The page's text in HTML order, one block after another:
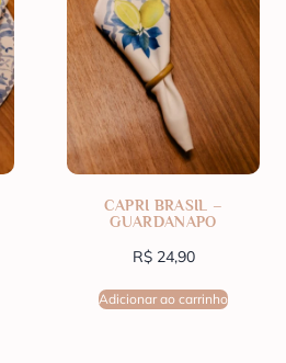
CAPRI BRASIL –
GUARDANAPO
R$24,90
Adicionar ao carrinho